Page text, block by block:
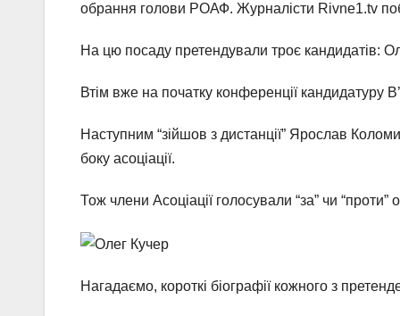
обрання голови РОАФ. Журналісти Rivne1.tv
На цю посаду претендували троє кандидатів:
Втім вже на початку конференції кандидатуру
Наступним “зійшов з дистанції” Ярослав
боку асоціації.
Тож члени Асоціації голосували “за” чи
Нагадаємо, короткі біографії кожного з